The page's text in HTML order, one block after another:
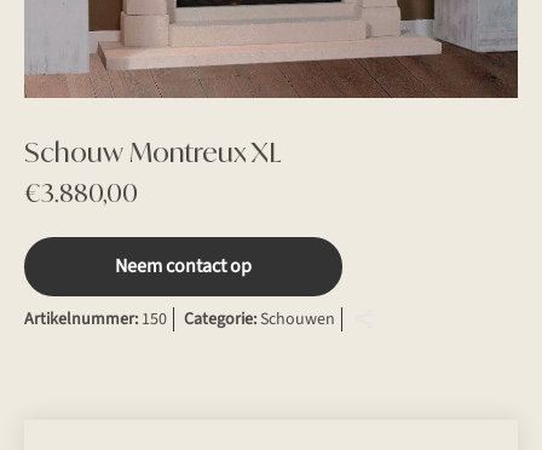
Schouw Montreux XL
€3.880,00
Neem contact op
Artikelnummer: 150 Categorie:Schouwen